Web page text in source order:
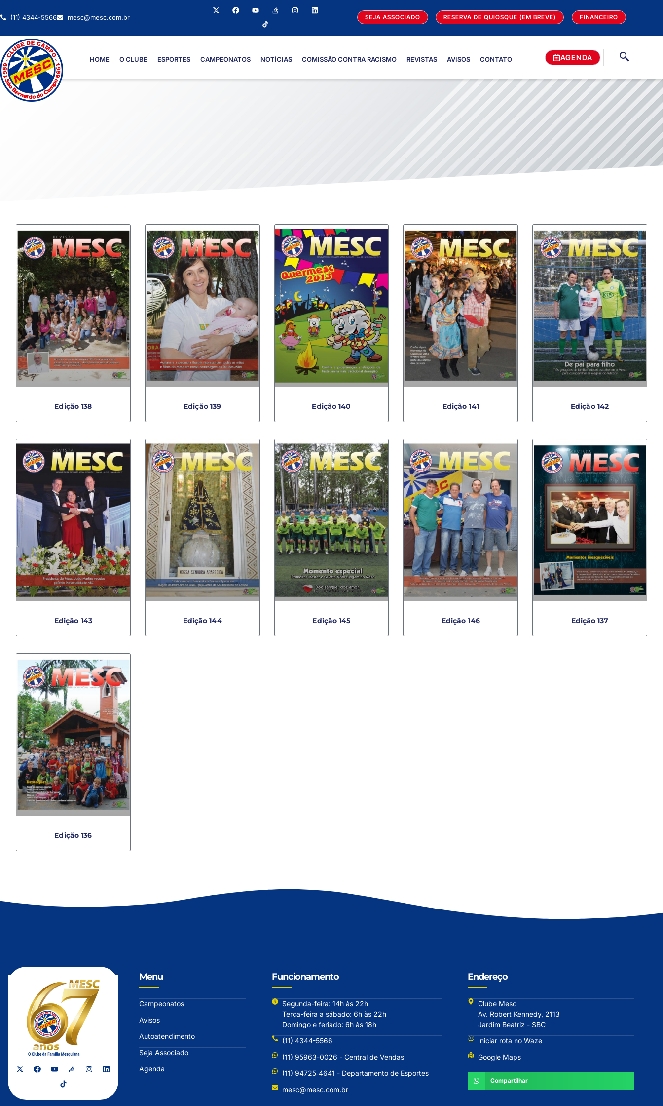
(11) 4344-5566 mesc@mesc.com.br SEJA ASSOCIADO RESERVA DE QUIOSQUE (EM BREVE) FINANCEIRO
HOME O CLUBE ESPORTES CAMPEONATOS NOTÍCIAS COMISSÃO CONTRA RACISMO REVISTAS AVISOS CONTATO AGENDA
Edição 138 Edição 139 Edição 140 Edição 141 Edição 142
Edição 143 Edição 144 Edição 145 Edição 146 Edição 137
Edição 136
Menu
Campeonatos
Avisos
Autoatendimento
Seja Associado
Agenda
Funcionamento
Segunda-feira: 14h às 22h
Terça-feira a sábado: 6h às 22h
Domingo e feriado: 6h às 18h
(11) 4344-5566
(11) 95963-0026 - Central de Vendas
(11) 94725‐4641 - Departamento de Esportes
mesc@mesc.com.br
Endereço
Clube Mesc
Av. Robert Kennedy, 2113
Jardim Beatriz - SBC
Iniciar rota no Waze
Google Maps
Compartilhar